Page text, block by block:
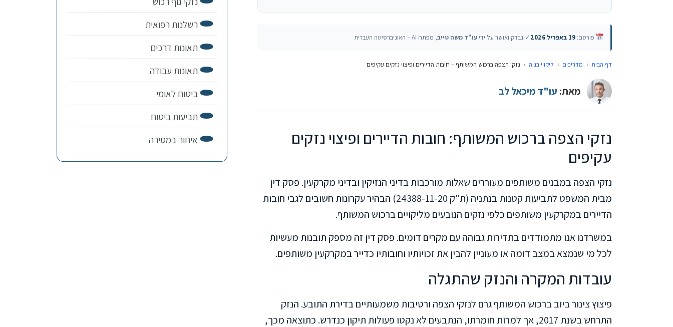
פורסם: 19 באפריל 2026 ✓ נבדק ואושר על ידי עו"ד משה טייב, מפתח AI – האוניברסיטה העברית
דף הבית › מדריכים › ליקויי בניה › נזקי הצפה ברכוש המשותף – חובות הדיירים ופיצוי נזקים עקיפים
מאת: עו"ד מיכאל לב
נזקי הצפה ברכוש המשותף: חובות הדיירים ופיצוי נזקים
עקיפים
נזקי הצפה במבנים משותפים מעוררים שאלות מורכבות בדיני הנזיקין ובדיני מקרקעין. פסק דין
מבית המשפט לתביעות קטנות בנתניה (ת"ק 24388-11-20) הבהיר עקרונות חשובים לגבי חובות
הדיירים במקרקעין משותפים כלפי נזקים הנובעים מליקויים ברכוש המשותף.
במשרדנו אנו מתמודדים בתדירות גבוהה עם מקרים דומים. פסק דין זה מספק תובנות מעשיות
לכל מי שנמצא במצב דומה או מעוניין להבין את זכויותיו וחובותיו כדייר במקרקעין משותפים.
עובדות המקרה והנזק שהתגלה
פיצוץ צינור ביוב ברכוש המשותף גרם לנזקי הצפה ורטיבות משמעותיים בדירת התובע. הנזק
התרחש בשנת 2017, אך למרות חומרתו, הנתבעים לא נקטו פעולות תיקון כנדרש. כתוצאה מכך,
רשלנות רפואית
תאונות דרכים
תאונות עבודה
ביטוח לאומי
תביעות ביטוח
איחור במסירה